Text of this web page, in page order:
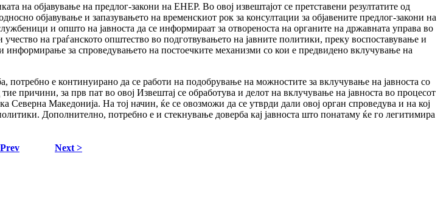
на објавување на предлог-закони на ЕНЕР. Во овој извештајот се претставени резултатите од
објавување и запазувањето на временскиот рок за консултации за објавените предлог-закони на
и општо на јавноста да се информираат за отвореноста на органите на државната управа во
на граѓанското општество во подготвувањето на јавните политики, преку воспоставување и
информирање за спроведувањето на постоечките механизми со кои е предвидено вклучување на
потребно е континуирано да се работи на подобрување на можностите за вклучување на јавноста со
причини, за прв пат во овој Извештај се обработува и делот на вклучување на јавноста во процесот
Македонија. На тој начин, ќе се овозможи да се утврди дали овој орган спроведува и на кој
Дополнително, потребно е и стекнување доверба кај јавноста што понатаму ќе го легитимира
Next >